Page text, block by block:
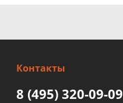
Контакты
8 (495) 320-09-09